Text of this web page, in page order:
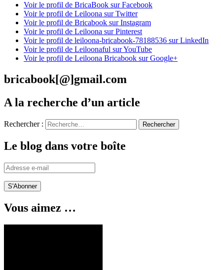
Voir le profil de BricaBook sur Facebook
Voir le profil de Leiloona sur Twitter
Voir le profil de Bricabook sur Instagram
Voir le profil de Leiloona sur Pinterest
Voir le profil de leiloona-bricabook-78188536 sur LinkedIn
Voir le profil de Leiloonaful sur YouTube
Voir le profil de Leiloona Bricabook sur Google+
bricabook[@]gmail.com
A la recherche d’un article
Rechercher :
Le blog dans votre boîte
Adresse
e-
mail
Vous aimez …